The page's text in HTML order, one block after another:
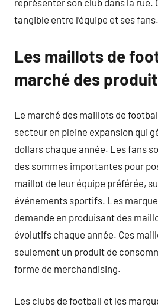
représenter son club dans la rue.
tangible entre l’équipe et ses fans.
Les maillots de
marché des
Le marché des maillots de
secteur en pleine expansion qui
dollars chaque année. Les fans
des sommes importantes pour
maillot de leur équipe préférée,
événements sportifs. Les
demande en produisant des
évolutifs chaque année. Ces
seulement un produit de
forme de merchandising.
Les clubs de football et les